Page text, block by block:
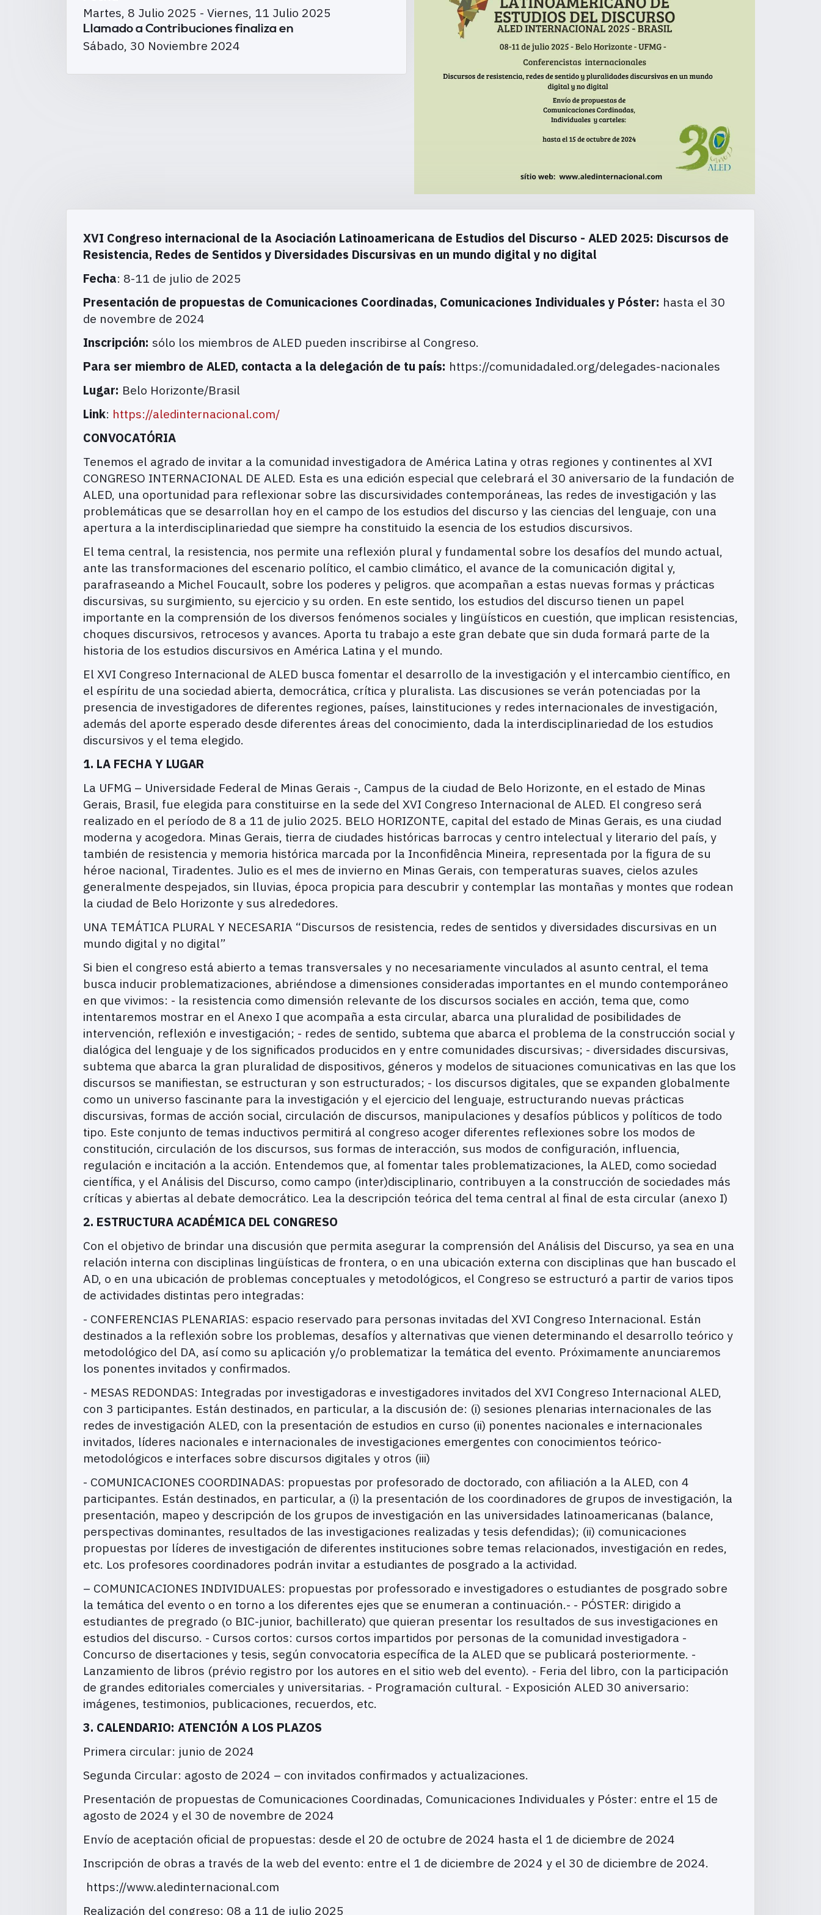
Martes, 8 Julio 2025 - Viernes, 11 Julio 2025
Llamado a Contribuciones finaliza en
Sábado, 30 Noviembre 2024
XVI Congreso internacional de la Asociación Latinoamericana de Estudios del Discurso - ALED 2025: Discursos de
Resistencia, Redes de Sentidos y Diversidades Discursivas en un mundo digital y no digital
Fecha: 8-11 de julio de 2025
Presentación de propuestas de Comunicaciones Coordinadas, Comunicaciones Individuales y Póster: hasta el 30
de novembre de 2024
Inscripción: sólo los miembros de ALED pueden inscribirse al Congreso.
Para ser miembro de ALED, contacta a la delegación de tu país: https://comunidadaled.org/delegades-nacionales
Lugar: Belo Horizonte/Brasil
Link: https://aledinternacional.com/
CONVOCATÓRIA
Tenemos el agrado de invitar a la comunidad investigadora de América Latina y otras regiones y continentes al XVI
CONGRESO INTERNACIONAL DE ALED. Esta es una edición especial que celebrará el 30 aniversario de la fundación de
ALED, una oportunidad para reflexionar sobre las discursividades contemporáneas, las redes de investigación y las
problemáticas que se desarrollan hoy en el campo de los estudios del discurso y las ciencias del lenguaje, con una
apertura a la interdisciplinariedad que siempre ha constituido la esencia de los estudios discursivos.
El tema central, la resistencia, nos permite una reflexión plural y fundamental sobre los desafíos del mundo actual,
ante las transformaciones del escenario político, el cambio climático, el avance de la comunicación digital y,
parafraseando a Michel Foucault, sobre los poderes y peligros. que acompañan a estas nuevas formas y prácticas
discursivas, su surgimiento, su ejercicio y su orden. En este sentido, los estudios del discurso tienen un papel
importante en la comprensión de los diversos fenómenos sociales y lingüísticos en cuestión, que implican resistencias,
choques discursivos, retrocesos y avances. Aporta tu trabajo a este gran debate que sin duda formará parte de la
historia de los estudios discursivos en América Latina y el mundo.
El XVI Congreso Internacional de ALED busca fomentar el desarrollo de la investigación y el intercambio científico, en
el espíritu de una sociedad abierta, democrática, crítica y pluralista. Las discusiones se verán potenciadas por la
presencia de investigadores de diferentes regiones, países, lainstituciones y redes internacionales de investigación,
además del aporte esperado desde diferentes áreas del conocimiento, dada la interdisciplinariedad de los estudios
discursivos y el tema elegido.
1. LA FECHA Y LUGAR
La UFMG – Universidade Federal de Minas Gerais -, Campus de la ciudad de Belo Horizonte, en el estado de Minas
Gerais, Brasil, fue elegida para constituirse en la sede del XVI Congreso Internacional de ALED. El congreso será
realizado en el período de 8 a 11 de julio 2025. BELO HORIZONTE, capital del estado de Minas Gerais, es una ciudad
moderna y acogedora. Minas Gerais, tierra de ciudades históricas barrocas y centro intelectual y literario del país, y
también de resistencia y memoria histórica marcada por la Inconfidência Mineira, representada por la figura de su
héroe nacional, Tiradentes. Julio es el mes de invierno en Minas Gerais, con temperaturas suaves, cielos azules
generalmente despejados, sin lluvias, época propicia para descubrir y contemplar las montañas y montes que rodean
la ciudad de Belo Horizonte y sus alrededores.
UNA TEMÁTICA PLURAL Y NECESARIA “Discursos de resistencia, redes de sentidos y diversidades discursivas en un
mundo digital y no digital”
Si bien el congreso está abierto a temas transversales y no necesariamente vinculados al asunto central, el tema
busca inducir problematizaciones, abriéndose a dimensiones consideradas importantes en el mundo contemporáneo
en que vivimos: - la resistencia como dimensión relevante de los discursos sociales en acción, tema que, como
intentaremos mostrar en el Anexo I que acompaña a esta circular, abarca una pluralidad de posibilidades de
intervención, reflexión e investigación; - redes de sentido, subtema que abarca el problema de la construcción social y
dialógica del lenguaje y de los significados producidos en y entre comunidades discursivas; - diversidades discursivas,
subtema que abarca la gran pluralidad de dispositivos, géneros y modelos de situaciones comunicativas en las que los
discursos se manifiestan, se estructuran y son estructurados; - los discursos digitales, que se expanden globalmente
como un universo fascinante para la investigación y el ejercicio del lenguaje, estructurando nuevas prácticas
discursivas, formas de acción social, circulación de discursos, manipulaciones y desafíos públicos y políticos de todo
tipo. Este conjunto de temas inductivos permitirá al congreso acoger diferentes reflexiones sobre los modos de
constitución, circulación de los discursos, sus formas de interacción, sus modos de configuración, influencia,
regulación e incitación a la acción. Entendemos que, al fomentar tales problematizaciones, la ALED, como sociedad
científica, y el Análisis del Discurso, como campo (inter)disciplinario, contribuyen a la construcción de sociedades más
críticas y abiertas al debate democrático. Lea la descripción teórica del tema central al final de esta circular (anexo I)
2. ESTRUCTURA ACADÉMICA DEL CONGRESO
Con el objetivo de brindar una discusión que permita asegurar la comprensión del Análisis del Discurso, ya sea en una
relación interna con disciplinas lingüísticas de frontera, o en una ubicación externa con disciplinas que han buscado el
AD, o en una ubicación de problemas conceptuales y metodológicos, el Congreso se estructuró a partir de varios tipos
de actividades distintas pero integradas:
- CONFERENCIAS PLENARIAS: espacio reservado para personas invitadas del XVI Congreso Internacional. Están
destinados a la reflexión sobre los problemas, desafíos y alternativas que vienen determinando el desarrollo teórico y
metodológico del DA, así como su aplicación y/o problematizar la temática del evento. Próximamente anunciaremos
los ponentes invitados y confirmados.
- MESAS REDONDAS: Integradas por investigadoras e investigadores invitados del XVI Congreso Internacional ALED,
con 3 participantes. Están destinados, en particular, a la discusión de: (i) sesiones plenarias internacionales de las
redes de investigación ALED, con la presentación de estudios en curso (ii) ponentes nacionales e internacionales
invitados, líderes nacionales e internacionales de investigaciones emergentes con conocimientos teórico-
metodológicos e interfaces sobre discursos digitales y otros (iii)
- COMUNICACIONES COORDINADAS: propuestas por profesorado de doctorado, con afiliación a la ALED, con 4
participantes. Están destinados, en particular, a (i) la presentación de los coordinadores de grupos de investigación, la
presentación, mapeo y descripción de los grupos de investigación en las universidades latinoamericanas (balance,
perspectivas dominantes, resultados de las investigaciones realizadas y tesis defendidas); (ii) comunicaciones
propuestas por líderes de investigación de diferentes instituciones sobre temas relacionados, investigación en redes,
etc. Los profesores coordinadores podrán invitar a estudiantes de posgrado a la actividad.
– COMUNICACIONES INDIVIDUALES: propuestas por professorado e investigadores o estudiantes de posgrado sobre
la temática del evento o en torno a los diferentes ejes que se enumeran a continuación.- - PÓSTER: dirigido a
estudiantes de pregrado (o BIC-junior, bachillerato) que quieran presentar los resultados de sus investigaciones en
estudios del discurso. - Cursos cortos: cursos cortos impartidos por personas de la comunidad investigadora -
Concurso de disertaciones y tesis, según convocatoria específica de la ALED que se publicará posteriormente. -
Lanzamiento de libros (prévio registro por los autores en el sitio web del evento). - Feria del libro, con la participación
de grandes editoriales comerciales y universitarias. - Programación cultural. - Exposición ALED 30 aniversario:
imágenes, testimonios, publicaciones, recuerdos, etc.
3. CALENDARIO: ATENCIÓN A LOS PLAZOS
Primera circular: junio de 2024
Segunda Circular: agosto de 2024 – con invitados confirmados y actualizaciones.
Presentación de propuestas de Comunicaciones Coordinadas, Comunicaciones Individuales y Póster: entre el 15 de
agosto de 2024 y el 30 de novembre de 2024
Envío de aceptación oficial de propuestas: desde el 20 de octubre de 2024 hasta el 1 de diciembre de 2024
Inscripción de obras a través de la web del evento: entre el 1 de diciembre de 2024 y el 30 de diciembre de 2024.
https://www.aledinternacional.com
Realización del congreso: 08 a 11 de julio 2025